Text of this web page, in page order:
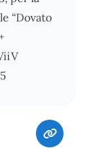
“Dovato